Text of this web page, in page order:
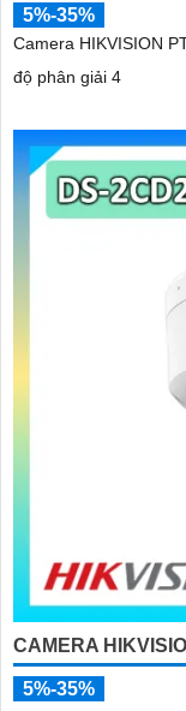
5%-35%
Camera HIKVISION
độ phân giải 4
CAMERA
5%-35%